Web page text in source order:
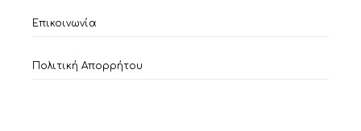
Επικοινωνία
Πολιτική Απορρήτου